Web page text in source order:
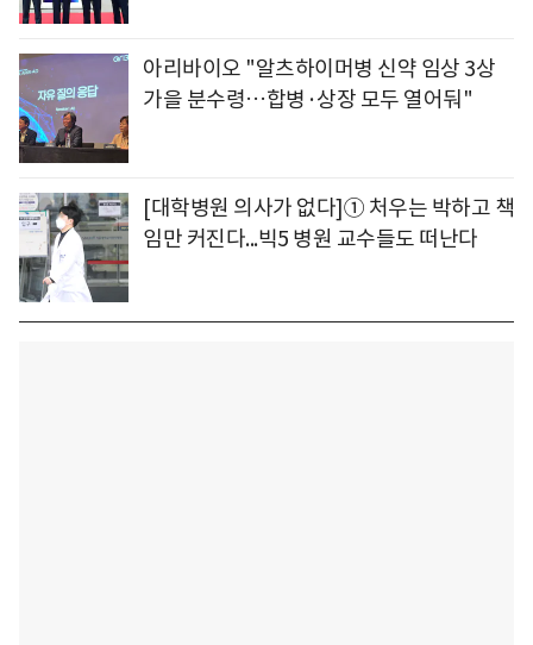
아리바이오 "알츠하이머병 신약 임상 3상
가을 분수령…합병·상장 모두 열어둬"
[대학병원 의사가 없다]① 처우는 박하고 책
임만 커진다...빅5 병원 교수들도 떠난다